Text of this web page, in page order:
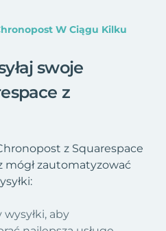
W Ciągu Kilku
swoje
z
z Squarespace
mógł zautomatyzować
aby